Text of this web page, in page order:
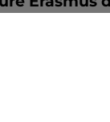
et un saut
quitté (ou
Erasmus.
raconte une